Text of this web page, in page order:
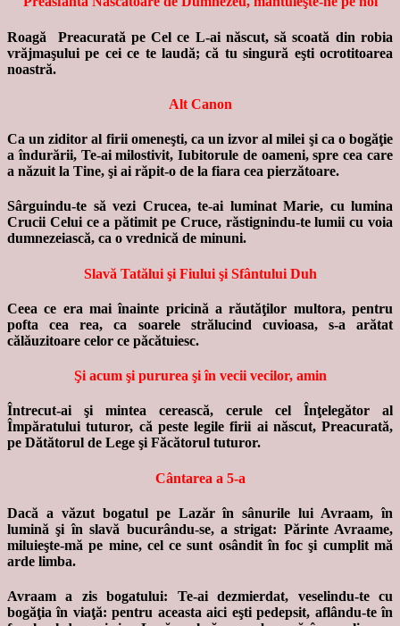
Roagă Preacurată pe Cel ce L-ai născut, să scoată din robia
vrăjmaşului pe cei ce te laudă; că tu singură eşti ocrotitoarea
noastră.
Alt Canon
Ca un ziditor al firii omeneşti, ca un izvor al milei şi ca o bogăţie
a îndurării, Te-ai milostivit, Iubitorule de oameni, spre cea care
a năzuit la Tine, şi ai răpit-o de la fiara cea pierzătoare.
Sârguindu-te să vezi Crucea, te-ai luminat Marie, cu lumina
Crucii Celui ce a pătimit pe Cruce, răstignindu-te lumii cu voia
dumnezeiască, ca o vrednică de minuni.
Slavă Tatălui şi Fiului şi Sfântului Duh
Ceea ce era mai înainte pricină a răutăţilor multora, pentru
pofta cea rea, ca soarele strălucind cuvioasa, s-a arătat
călăuzitoare celor ce păcătuiesc.
Şi acum şi pururea şi în vecii vecilor, amin
Întrecut-ai şi mintea cerească, cerule cel Înţelegător al
Împăratului tuturor, că peste legile firii ai născut, Preacurată,
pe Dătătorul de Lege şi Făcătorul tuturor.
Cântarea a 5-a
Dacă a văzut bogatul pe Lazăr în sânurile lui Avraam, în
lumină şi în slavă bucurându-se, a strigat: Părinte Avraame,
miluieşte-mă pe mine, cel ce sunt osândit în foc şi cumplit mă
arde limba.
Avraam a zis bogatului: Te-ai dezmierdat, veselindu-te cu
bogăţia în viaţă: pentru aceasta aici eşti pedepsit, aflându-te în